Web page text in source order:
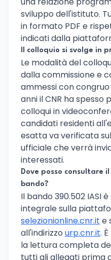
sviluppo dell'istituto.
in formato PDF e
indicati dalla
Il colloquio si svolge in
Le modalità del
dalla commissione e
ammessi con
anni il CNR ha spesso
colloqui in
candidati residenti
esatta va verificata
ufficiale che verrà
interessati.
Dove posso consultare
bando?
Il bando 390.502 IASI
integrale sulla
selezionionline.cnr.it e
all'indirizzo urp.cnr.it.
la lettura completa
tutti gli allegati prima